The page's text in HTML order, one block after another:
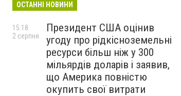
ОСТАННІ НОВИНИ
Президент США оцінив
угоду про рідкісноземельні
ресурси більш ніж у 300
мільярдів доларів і заявив,
що Америка повністю
окупить свої витрати
15:18
2 серпня